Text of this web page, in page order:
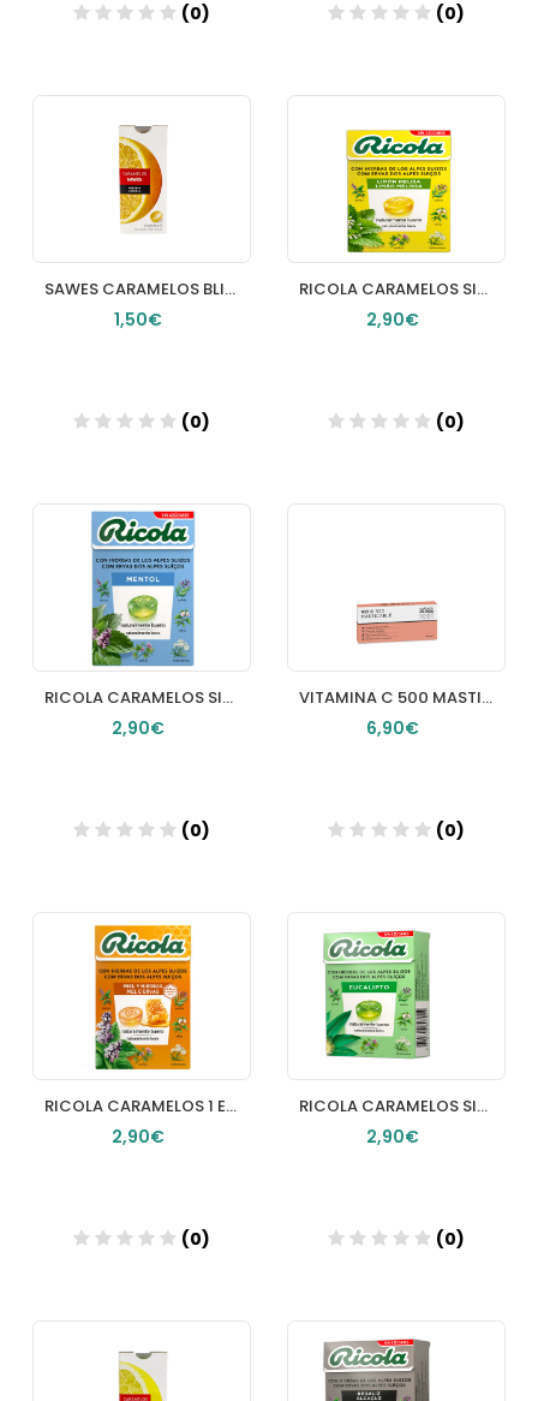
(0) (0)
SAWES CARAMELOS BLISTER SIN AZUCAR 1 BLISTER 22 G SABOR NARANJA
1,50€
(0)
Añadir
RICOLA CARAMELOS SIN AZUCAR LIMON 50 G
2,90€
(0)
RICOLA CARAMELOS SIN AZUCAR 1 ENVASE 50 G SABOR MENTOL
2,90€
(0)
Añadir
VITAMINA C 500 MASTICABLE 20COMP FARMACIA LOS PICOS
6,90€
(0)
Añadir
RICOLA CARAMELOS 1 ENVASE 50 G SABOR MIEL Y HIERBAS
2,90€
(0)
RICOLA CARAMELOS SIN AZUCAR 1 ENVASE 50 G SABOR EUCALIPTUS
2,90€
(0)
Añadir